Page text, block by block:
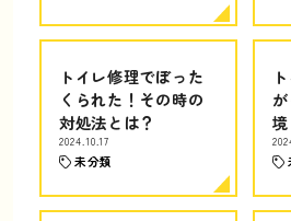
トイレ修理でぼった
くられた！その時の
対処法とは？
2024.10.17
未分類